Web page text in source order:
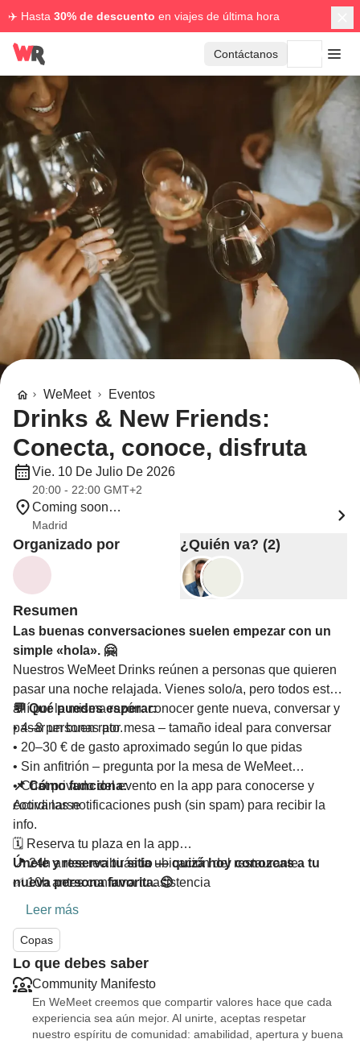
✈️ Hasta 30% de descuento en viajes de última hora
Contáctanos
WeMeet Eventos
Drinks & New Friends:
Conecta, conoce, disfruta
Vie. 10 De Julio De 2026
20:00 - 22:00 GMT+2
Coming soon…
Madrid
Organizado por ¿Quién va? (2)
Resumen
Las buenas conversaciones suelen empezar con un
simple «hola». 🤗
Nuestros WeMeet Drinks reúnen a personas que quieren
pasar una noche relajada. Vienes solo/a, pero todos están
allí por la misma razón: conocer gente nueva, conversar y
pasar un buen rato.
💬 Qué puedes esperar:
• 4–8 personas por mesa – tamaño ideal para conversar
• 20–30 € de gasto aproximado según lo que pidas
• Sin anfitrión – pregunta por la mesa de WeMeet
• Chat privado del evento en la app para conocerse y
coordinarse
📌 Cómo funciona:
Activa las notificaciones push (sin spam) para recibir la
info.
🗓️ Reserva tu plaza en la app
📍 24h antes recibirás la ubicación del restaurante
✅ 10h antes confirma tu asistencia
‼️ El evento solo se realiza si al menos
⏰ 30 min antes se activa el check-in automático
Únete y reserva tu sitio — quizá hoy conozcas a tu
nueva persona favorita. 😊
Leer más
Copas
Lo que debes saber
Community Manifesto
En WeMeet creemos que compartir valores hace que cada
experiencia sea aún mejor. Al unirte, aceptas respetar
nuestro espíritu de comunidad: amabilidad, apertura y buena